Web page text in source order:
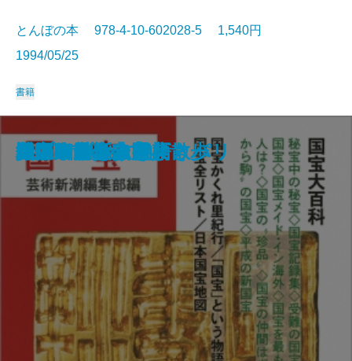
やさしく極める“書聖”王羲之
世紀末美術の楽しみ方
佐伯祐三のパリ
日本の神々
写真で見る京都今昔
やきもの鑑賞入門
密教入門
桂離宮
ヴェネツィア案内
イスタンブール歴史散歩
とんぼの本 978-4-10-602028-5 1,540円
1994/05/25
書籍
国宝
ハプスブルク物語
入江泰吉の奈良
沖縄いろいろ事典
フィレンツェ美術散歩
奥の細道を歩く
近江路散歩
インド神話入門
仏像の見分け方
ユトリロと古きよきパリ